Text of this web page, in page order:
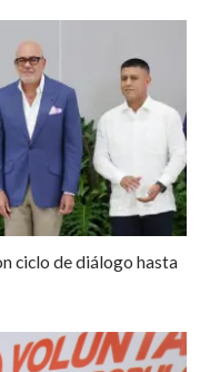
ciclo de diálogo hasta